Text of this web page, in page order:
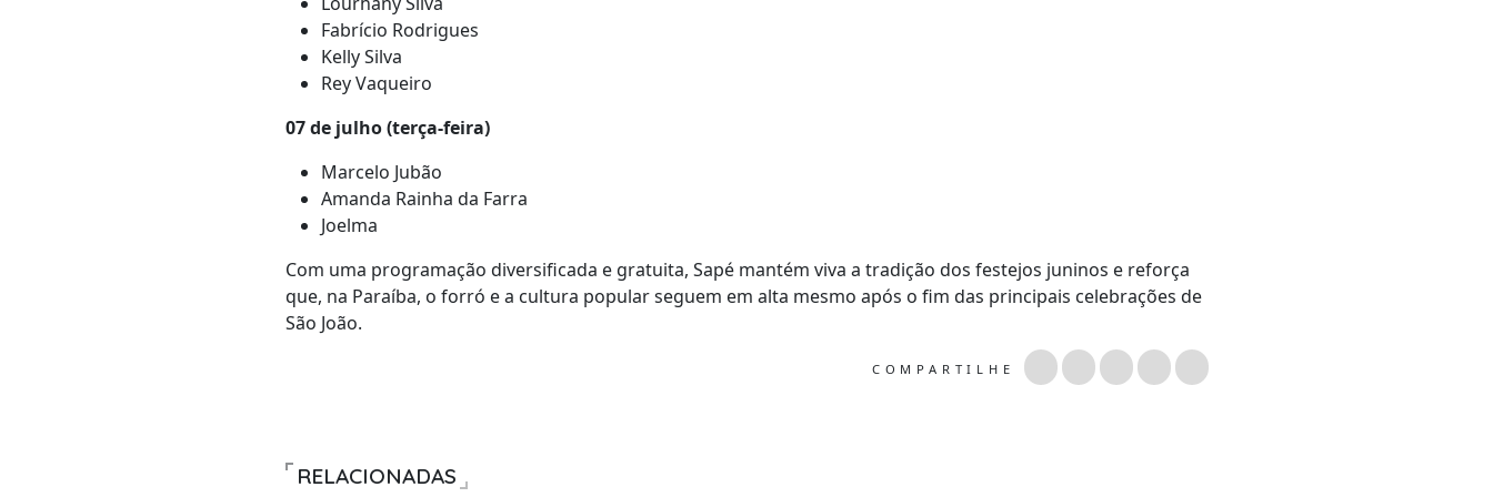
Fabrício Rodrigues
Kelly Silva
Rey Vaqueiro
07 de julho (terça-feira)
Marcelo Jubão
Amanda Rainha da Farra
Joelma
Com uma programação diversificada e gratuita, Sapé mantém viva a tradição dos festejos juninos e reforça
que, na Paraíba, o forró e a cultura popular seguem em alta mesmo após o fim das principais celebrações de
São João.
COMPARTILHE
RELACIONADAS